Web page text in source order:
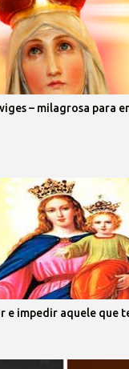
– milagrosa para
e impedir aquele que